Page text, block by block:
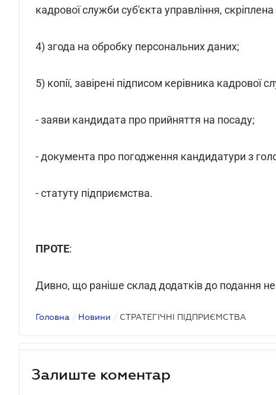
кадрової служби суб'єкта управління,
4) згода на обробку персональних даних;
5) копії, завірені підписом керівника кадрової
- заяви кандидата про прийняття на посаду;
- документа про погодження кандидатури з
- статуту підприємства.
ПРОТЕ:
Дивно, що раніше склад додатків до подання
Головна / Новини / СТРАТЕГІЧНІ ПІДПРИЄМСТВА
Залиште коментар